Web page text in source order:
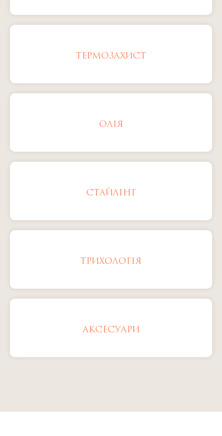
ТЕРМОЗАХИСТ
ОЛІЯ
СТАЙЛІНГ
ТРИХОЛОГІЯ
АКСЕСУАРИ